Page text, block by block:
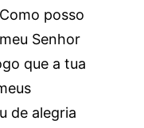
posso
Senhor
que a tua
de alegria